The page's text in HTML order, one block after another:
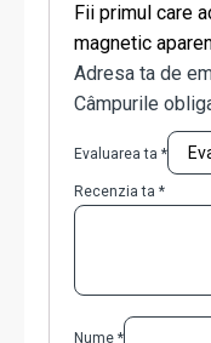
Fii primul care
magnetic
Adresa ta de
Câmpurile
Evaluarea ta *
Recenzia ta *
Nume *